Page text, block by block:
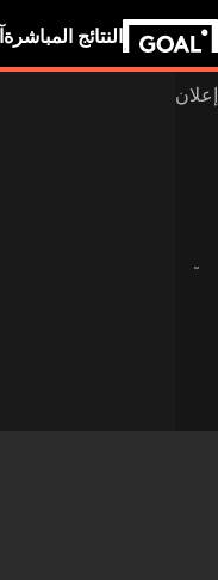
النتائج المباشرة